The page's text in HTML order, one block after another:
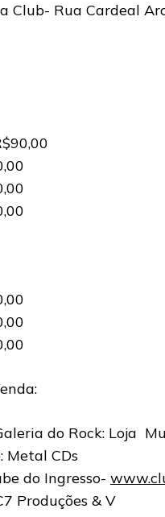
Club- Rua Cardeal
do Rock: Loja
Metal CDs
do Ingresso-
Produções & V